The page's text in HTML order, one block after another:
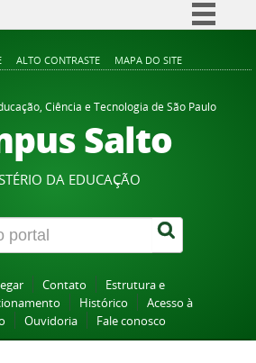
Comunica BR
Participe
Acesso à informação
Canais
ALTO CONTRASTE MAPA DO SITE
Ciência e Tecnologia de São Paulo
Salto
DA EDUCAÇÃO
Contato
Estrutura e
Histórico
Acesso à
Ouvidoria Fale conosco